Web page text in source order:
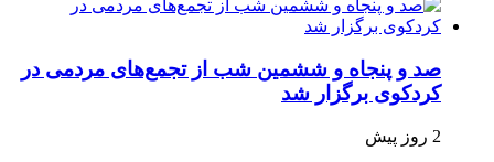
صد و پنجاه‌ و ششمین شب از تجمع‌های مردمی در
کردکوی برگزار شد
2 روز پیش